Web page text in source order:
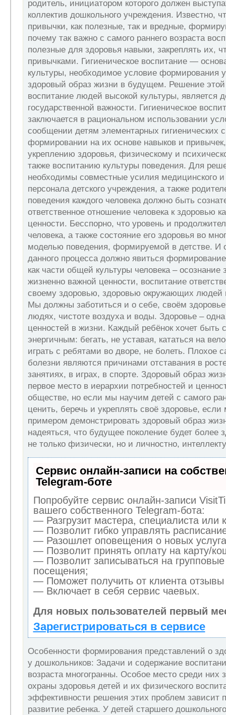
родитель, инициатором которого должен
коллектив дошкольного учреждения. Известно,
привычки, как полезные, так и вредные,
почему так важно с самого раннего возраста
полезные для здоровья навыки, закреплять их,
привычками. Гигиеническое воспитание —
культуры, необходимое условие формирования
здоровый образ жизни в будущем. Решение этой
воспитание людей высокой культуры, является
государственной важности. Гигиеническое
заключается в рациональном использовании
сообщении детям элементарных гигиенических
формировании на их основе навыков и
укреплению здоровья, физическому и
также воспитанию культуры поведения. Для
необходимы совместные усилия медицинского и
персонала детского учреждения, а также
поведения каждого человека должно быть
ответственное отношение человека к здоровью
ценности. Бесспорно, что уровень и
человека, а также состояние его здоровья во
моделью поведения, формируемой в детстве. И
данного процесса должно явиться
как части общей культуры человека – осознание
жизненно важной ценности, воспитание
своему здоровью, здоровью окружающих людей
Мы должны заботиться и о себе, своём
людях, чистоте воздуха и воды. Здоровье –
ценностей в жизни. Каждый ребёнок хочет
энергичным: бегать, не уставая, кататься на
играть с ребятами во дворе, не болеть. Плохое
болезни являются причинами отставания в
занятиях, в играх, в спорте. Здоровый образ
первое место в иерархии потребностей и
обществе, но если мы научим детей с самого
ценить, беречь и укреплять своё здоровье,
примером демонстрировать здоровый образ
надеяться, что будущее поколение будет более
не только физически, но и личностно,
Сервис онлайн-записи на
Telegram-боте
Попробуйте сервис онлайн-записи
вашего собственного Telegram-бота:
— Разгрузит мастера, специалиста или
— Позволит гибко управлять
— Разошлет оповещения о новых
— Позволит принять оплату на карту/
— Позволит записываться на
посещения;
— Поможет получить от клиента отзывы
— Включает в себя сервис чаевых.
Для новых пользователей первый
Зарегистрироваться в сервисе
Особенности формирования представлений о
у дошкольников: Задачи и содержание
возраста многогранны. Особое место среди
охраны здоровья детей и их физического
эффективности решения этих проблем зависит
развитие ребенка. У детей старшего